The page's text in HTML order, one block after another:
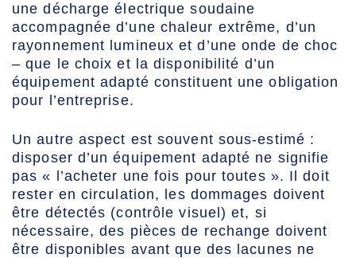
une décharge électrique soudaine
accompagnée d’une chaleur extrême, d’un
rayonnement lumineux et d’une onde de choc
– que le choix et la disponibilité d’un
équipement adapté constituent une obligation
pour l’entreprise.
Un autre aspect est souvent sous-estimé :
disposer d’un équipement adapté ne signifie
pas « l’acheter une fois pour toutes ». Il doit
rester en circulation, les dommages doivent
être détectés (contrôle visuel) et, si
nécessaire, des pièces de rechange doivent
être disponibles avant que des lacunes ne